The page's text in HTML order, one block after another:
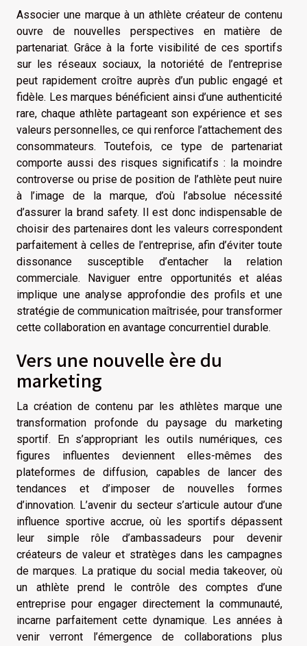
Associer une marque à un athlète créateur de contenu
ouvre de nouvelles perspectives en matière de
partenariat. Grâce à la forte visibilité de ces sportifs
sur les réseaux sociaux, la notoriété de l’entreprise
peut rapidement croître auprès d’un public engagé et
fidèle. Les marques bénéficient ainsi d’une authenticité
rare, chaque athlète partageant son expérience et ses
valeurs personnelles, ce qui renforce l’attachement des
consommateurs. Toutefois, ce type de partenariat
comporte aussi des risques significatifs : la moindre
controverse ou prise de position de l’athlète peut nuire
à l’image de la marque, d’où l’absolue nécessité
d’assurer la brand safety. Il est donc indispensable de
choisir des partenaires dont les valeurs correspondent
parfaitement à celles de l’entreprise, afin d’éviter toute
dissonance susceptible d’entacher la relation
commerciale. Naviguer entre opportunités et aléas
implique une analyse approfondie des profils et une
stratégie de communication maîtrisée, pour transformer
cette collaboration en avantage concurrentiel durable.
Vers une nouvelle ère du
marketing
La création de contenu par les athlètes marque une
transformation profonde du paysage du marketing
sportif. En s’appropriant les outils numériques, ces
figures influentes deviennent elles-mêmes des
plateformes de diffusion, capables de lancer des
tendances et d’imposer de nouvelles formes
d’innovation. L’avenir du secteur s’articule autour d’une
influence sportive accrue, où les sportifs dépassent
leur simple rôle d’ambassadeurs pour devenir
créateurs de valeur et stratèges dans les campagnes
de marques. La pratique du social media takeover, où
un athlète prend le contrôle des comptes d’une
entreprise pour engager directement la communauté,
incarne parfaitement cette dynamique. Les années à
venir verront l’émergence de collaborations plus